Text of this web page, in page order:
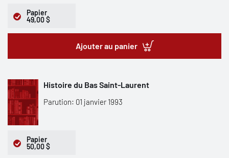
Papier
49,00 $
Ajouter au panier
Histoire du Bas Saint-Laurent
Parution: 01 janvier 1993
Papier
50,00 $